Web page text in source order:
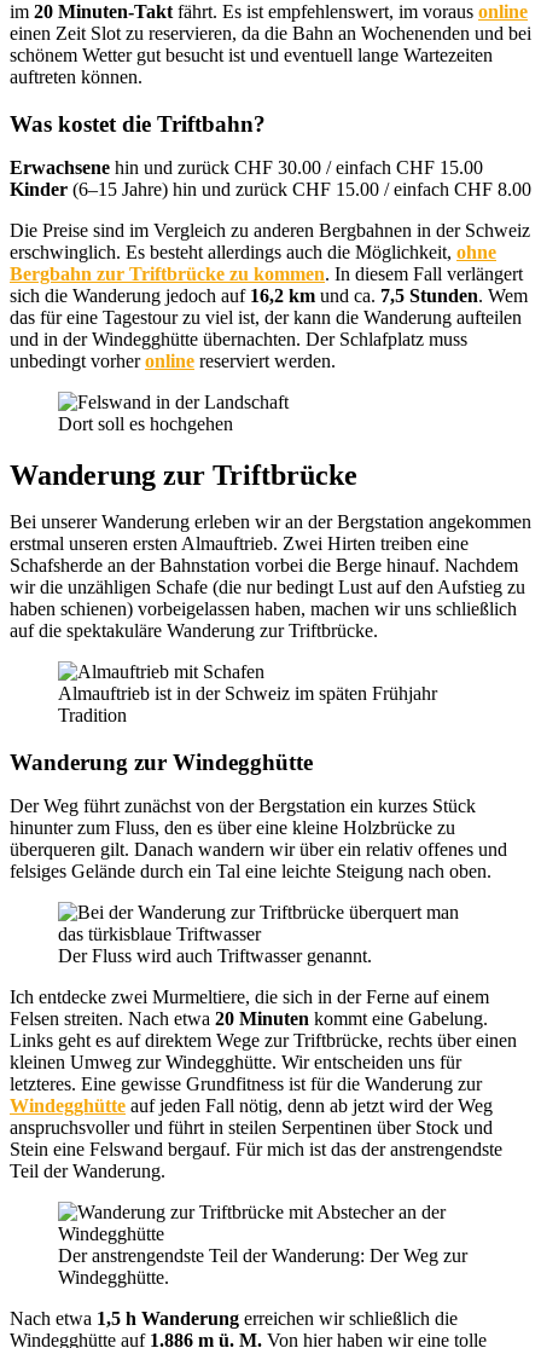
im 20 Minuten-Takt fährt. Es ist empfehlenswert, im voraus online
einen Zeit Slot zu reservieren, da die Bahn an Wochenenden und bei
schönem Wetter gut besucht ist und eventuell lange Wartezeiten
auftreten können.
Was kostet die Triftbahn?
Erwachsene hin und zurück CHF 30.00 / einfach CHF 15.00
Kinder (6–15 Jahre) hin und zurück CHF 15.00 / einfach CHF 8.00
Die Preise sind im Vergleich zu anderen Bergbahnen in der Schweiz
erschwinglich. Es besteht allerdings auch die Möglichkeit, ohne
Bergbahn zur Triftbrücke zu kommen. In diesem Fall verlängert
sich die Wanderung jedoch auf 16,2 km und ca. 7,5 Stunden. Wem
das für eine Tagestour zu viel ist, der kann die Wanderung aufteilen
und in der Windegghütte übernachten. Der Schlafplatz muss
unbedingt vorheronline reserviert werden.
Dort soll es hochgehen
Wanderung zur Triftbrücke
Bei unserer Wanderung erleben wir an der Bergstation angekommen
erstmal unseren ersten Almauftrieb. Zwei Hirten treiben eine
Schafsherde an der Bahnstation vorbei die Berge hinauf. Nachdem
wir die unzähligen Schafe (die nur bedingt Lust auf den Aufstieg zu
haben schienen) vorbeigelassen haben, machen wir uns schließlich
auf die spektakuläre Wanderung zur Triftbrücke.
Almauftrieb ist in der Schweiz im späten Frühjahr
Tradition
Wanderung zur Windegghütte
Der Weg führt zunächst von der Bergstation ein kurzes Stück
hinunter zum Fluss, den es über eine kleine Holzbrücke zu
überqueren gilt. Danach wandern wir über ein relativ offenes und
felsiges Gelände durch ein Tal eine leichte Steigung nach oben.
Der Fluss wird auch Triftwasser genannt.
Ich entdecke zwei Murmeltiere, die sich in der Ferne auf einem
Felsen streiten. Nach etwa 20 Minuten kommt eine Gabelung.
Links geht es auf direktem Wege zur Triftbrücke, rechts über einen
kleinen Umweg zur Windegghütte. Wir entscheiden uns für
letzteres. Eine gewisse Grundfitness ist für die Wanderung zur
Windegghütte auf jeden Fall nötig, denn ab jetzt wird der Weg
anspruchsvoller und führt in steilen Serpentinen über Stock und
Stein eine Felswand bergauf. Für mich ist das der anstrengendste
Teil der Wanderung.
Der anstrengendste Teil der Wanderung: Der Weg zur
Windegghütte.
Nach etwa 1,5 h Wanderung erreichen wir schließlich die
Windegghütte auf 1.886 m ü. M. Von hier haben wir eine tolle